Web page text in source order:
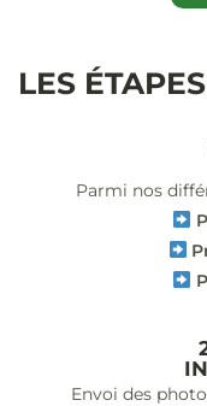
LES
Parmi nos
Envoi des